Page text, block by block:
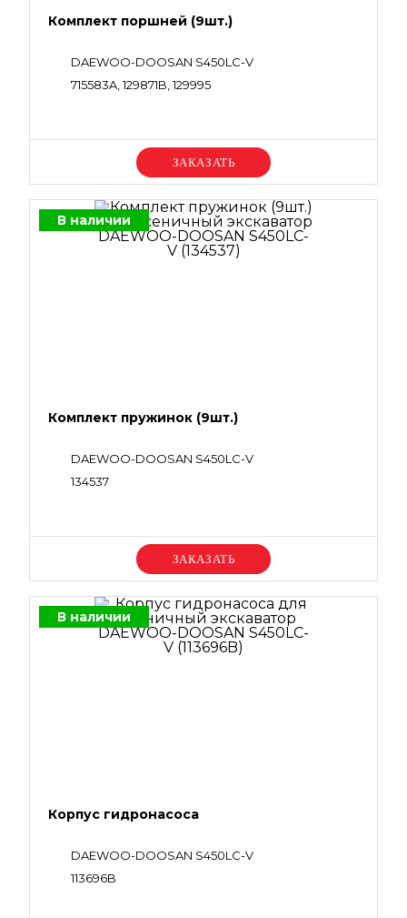
Комплект поршней (9шт.)
DAEWOO-DOOSAN S450LC-V
715583A, 129871B, 129995
Уточняйте цену
В наличии
Комплект пружинок (9шт.)
DAEWOO-DOOSAN S450LC-V
134537
Уточняйте цену
В наличии
Корпус гидронасоса
DAEWOO-DOOSAN S450LC-V
113696B